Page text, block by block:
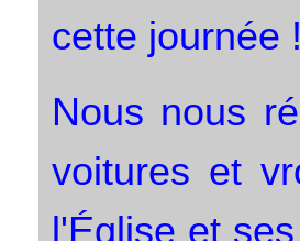
cette journée !
Nous nous
voitures et
l'Église et